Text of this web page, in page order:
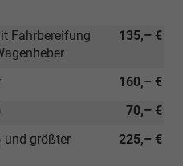
135,– €
Fahrbereifung
160,– €
70,– €
225,– €
und größter